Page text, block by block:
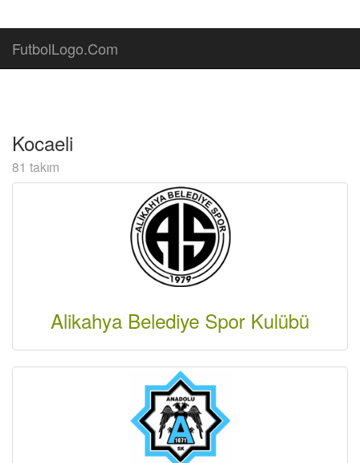
FutbolLogo.Com
Kocaeli
81 takım
Alikahya Belediye Spor Kulübü